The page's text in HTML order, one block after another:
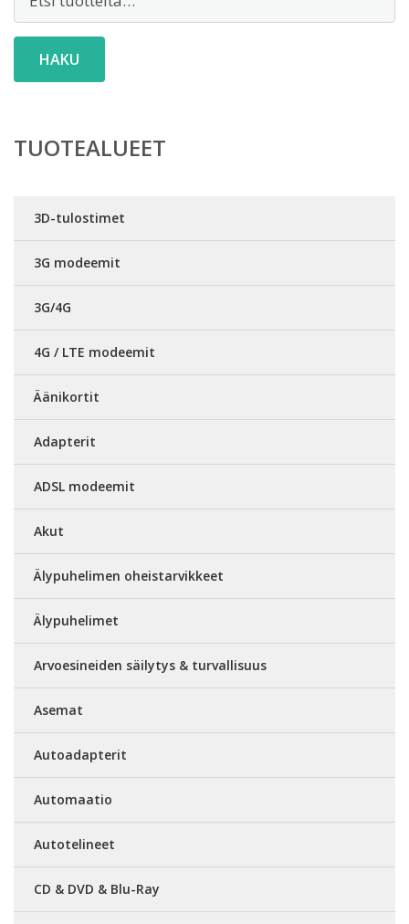
HAKU
TUOTEALUEET
3D-tulostimet
3G modeemit
3G/4G
4G / LTE modeemit
Äänikortit
Adapterit
ADSL modeemit
Akut
Älypuhelimen oheistarvikkeet
Älypuhelimet
Arvoesineiden säilytys & turvallisuus
Asemat
Autoadapterit
Automaatio
Autotelineet
CD & DVD & Blu-Ray